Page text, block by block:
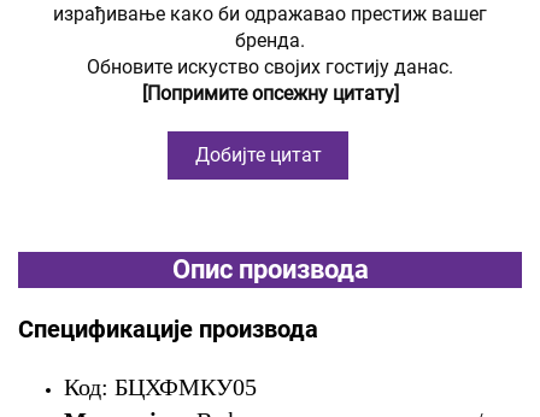
израђивање како би одражавао престиж вашег
бренда.
Обновите искуство својих гостију данас.
[Попримите опсежну цитату]
Добијте цитат
Опис производа
Спецификације производа
Код: БЦХФМКУ05